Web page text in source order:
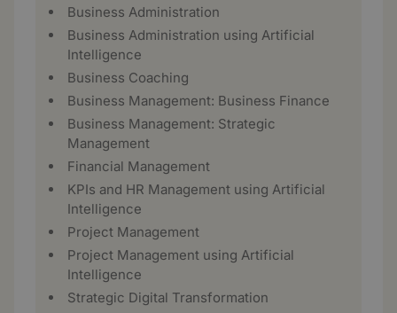
Business Administration
Business Administration using Artificial
Intelligence
Business Coaching
Business Management: Business Finance
Business Management: Strategic
Management
Financial Management
KPIs and HR Management using Artificial
Intelligence
Project Management
Project Management using Artificial
Intelligence
Strategic Digital Transformation